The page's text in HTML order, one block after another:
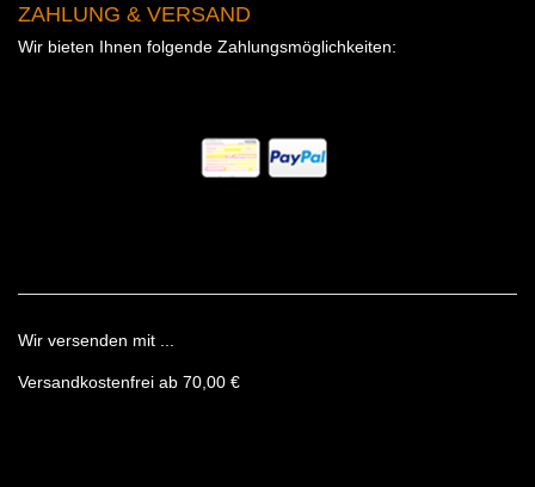
ZAHLUNG & VERSAND
Wir bieten Ihnen folgende Zahlungsmöglichkeiten:
Wir versenden mit ...
Versandkostenfrei ab 70,00 €